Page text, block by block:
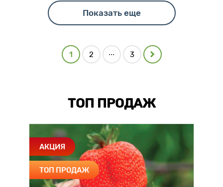
Показать еще
1 2 ... 3
ТОП ПРОДАЖ
АКЦИЯ
ТОП ПРОДАЖ